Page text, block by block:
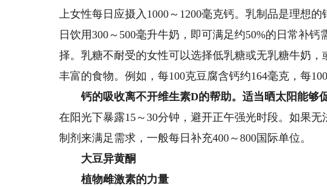
上女性每日应摄入1000～1200毫克钙。乳制品是理想
日饮用300～500毫升牛奶，即可满足约50%的日常补
择。乳糖不耐受的女性可以选择低乳糖或无乳糖牛奶
丰富的食物。例如，每100克豆腐含钙约164毫克，每
钙的吸收离不开维生素D的帮助。适当晒太阳能够
在阳光下暴露15～30分钟，避开正午强光时段。如果
制剂来满足需求，一般每日补充400～800国际单位。
大豆异黄酮
植物雌激素的力量